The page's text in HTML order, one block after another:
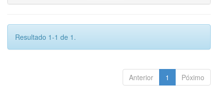
Resultado 1-1 de 1.
Anterior 1 Póximo